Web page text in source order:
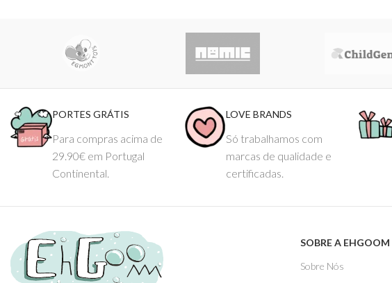
PORTES GRÁTIS
Para compras acima de
29.90€ em Portugal
Continental.
LOVE BRANDS
Só trabalhamos com
marcas de qualidade e
certificadas.
SOBRE A EHGOOM
Sobre Nós